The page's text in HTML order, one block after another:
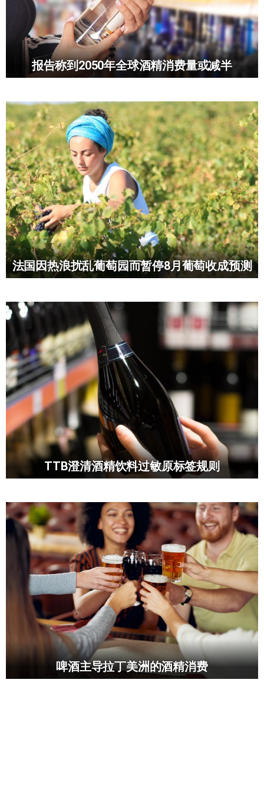
报告称到2050年全球酒精消费量或减半
法国因热浪扰乱葡萄园而暂停8月葡萄收成预测
TTB澄清酒精饮料过敏原标签规则
啤酒主导拉丁美洲的酒精消费